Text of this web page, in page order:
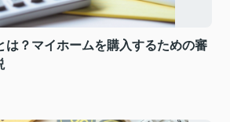
は？マイホームを購入するための審